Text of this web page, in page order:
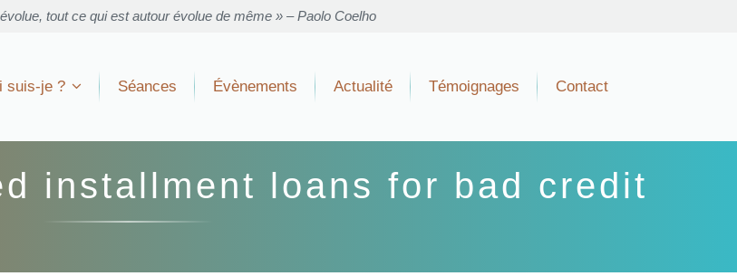
tout ce qui est autour évolue de même » – Paolo Coelho
suis-je ? Séances Évènements Actualité Témoignages Contact
installment loans for bad credit